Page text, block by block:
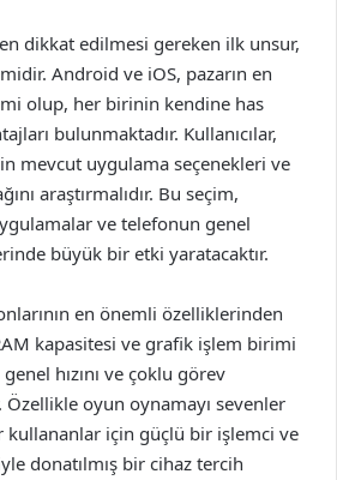
dikkat edilmesi gereken ilk unsur,
Android ve iOS, pazarın en
olup, her birinin kendine has
bulunmaktadır. Kullanıcılar,
mevcut uygulama seçenekleri ve
araştırmalıdır. Bu seçim,
ve telefonun genel
büyük bir etki yaratacaktır.
en önemli özelliklerinden
kapasitesi ve grafik işlem birimi
hızını ve çoklu görev
Özellikle oyun oynamayı sevenler
kullananlar için güçlü bir işlemci ve
donatılmış bir cihaz tercih